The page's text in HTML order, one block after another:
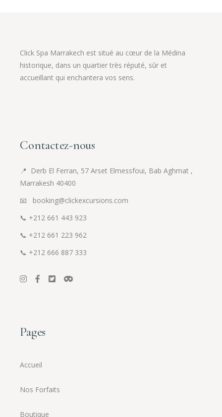
Click Spa Marrakech est situé au cœur de la Médina
historique, dans un quartier très réputé, sûr et
accueillant qui enchantera vos sens.
Contactez-nous
📍 Derb El Ferran, 57 Arset Elmessfoui, Bab Aghmat ,
Marrakesh 40400
📧 booking@clickexcursions.com
📞 +212 661 443 923
📞 +212 661 223 962
📞 +212 666 887 333
Pages
Accueil
Nos Forfaits
Boutique